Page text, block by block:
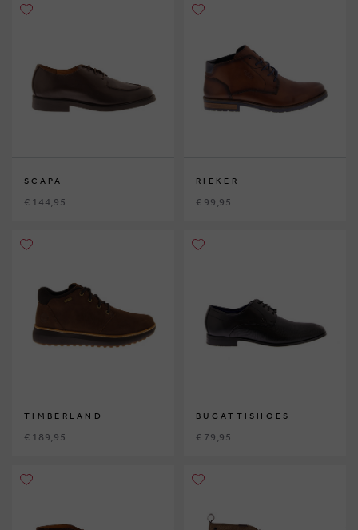
SCAPA
€ 144,95
RIEKER
€ 99,95
TIMBERLAND
€ 189,95
BUGATTISHOES
€ 79,95